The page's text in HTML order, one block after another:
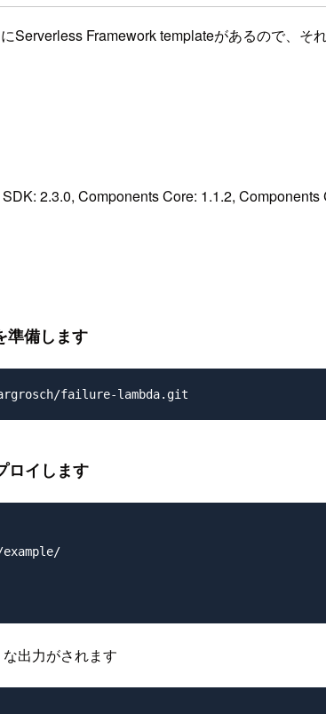
Serverless Framework templateがあるので、そ
2.3.0, Components Core: 1.1.2, Components
備します
ロイします
出力がされます